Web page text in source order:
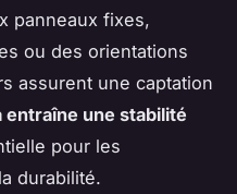
panneaux fixes,
ou des orientations
assurent une captation
entraîne une stabilité
pour les
durabilité.